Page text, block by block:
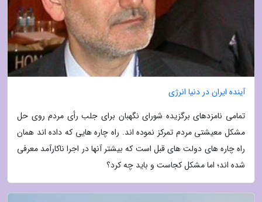
آینده ایران در دنیا انرژی
تمامی نامزدهای برگزیده شورای نگهبان برای جلب رأی مردم روی حل
مشکل معیشتی مردم تمرکز نموده اند. راه چاره هایی که داده اند همان
راه چاره های دولت های قبل است که بیشتر آنها در اجرا ناکارآمد معرفی
شده اند؛ اما مشکل کجاست و باید چه کرد؟